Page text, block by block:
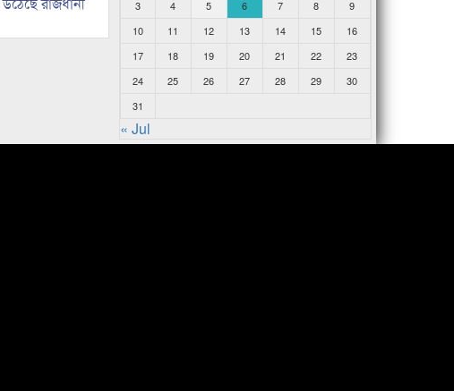
3
4 5 6 7 8
9
10
11 12 13 14 15
16
17
18 19 20 21 22
23
24
25 26 27 28 29
30
31
« Jul